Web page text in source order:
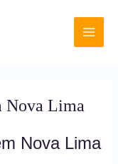
Main
Nova Lima
Nova Lima